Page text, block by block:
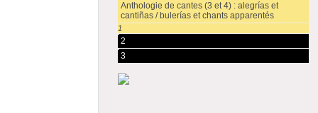
Anthologie de cantes (3 et 4) : alegrías et
cantiñas / bulerías et chants apparentés
1
2
3